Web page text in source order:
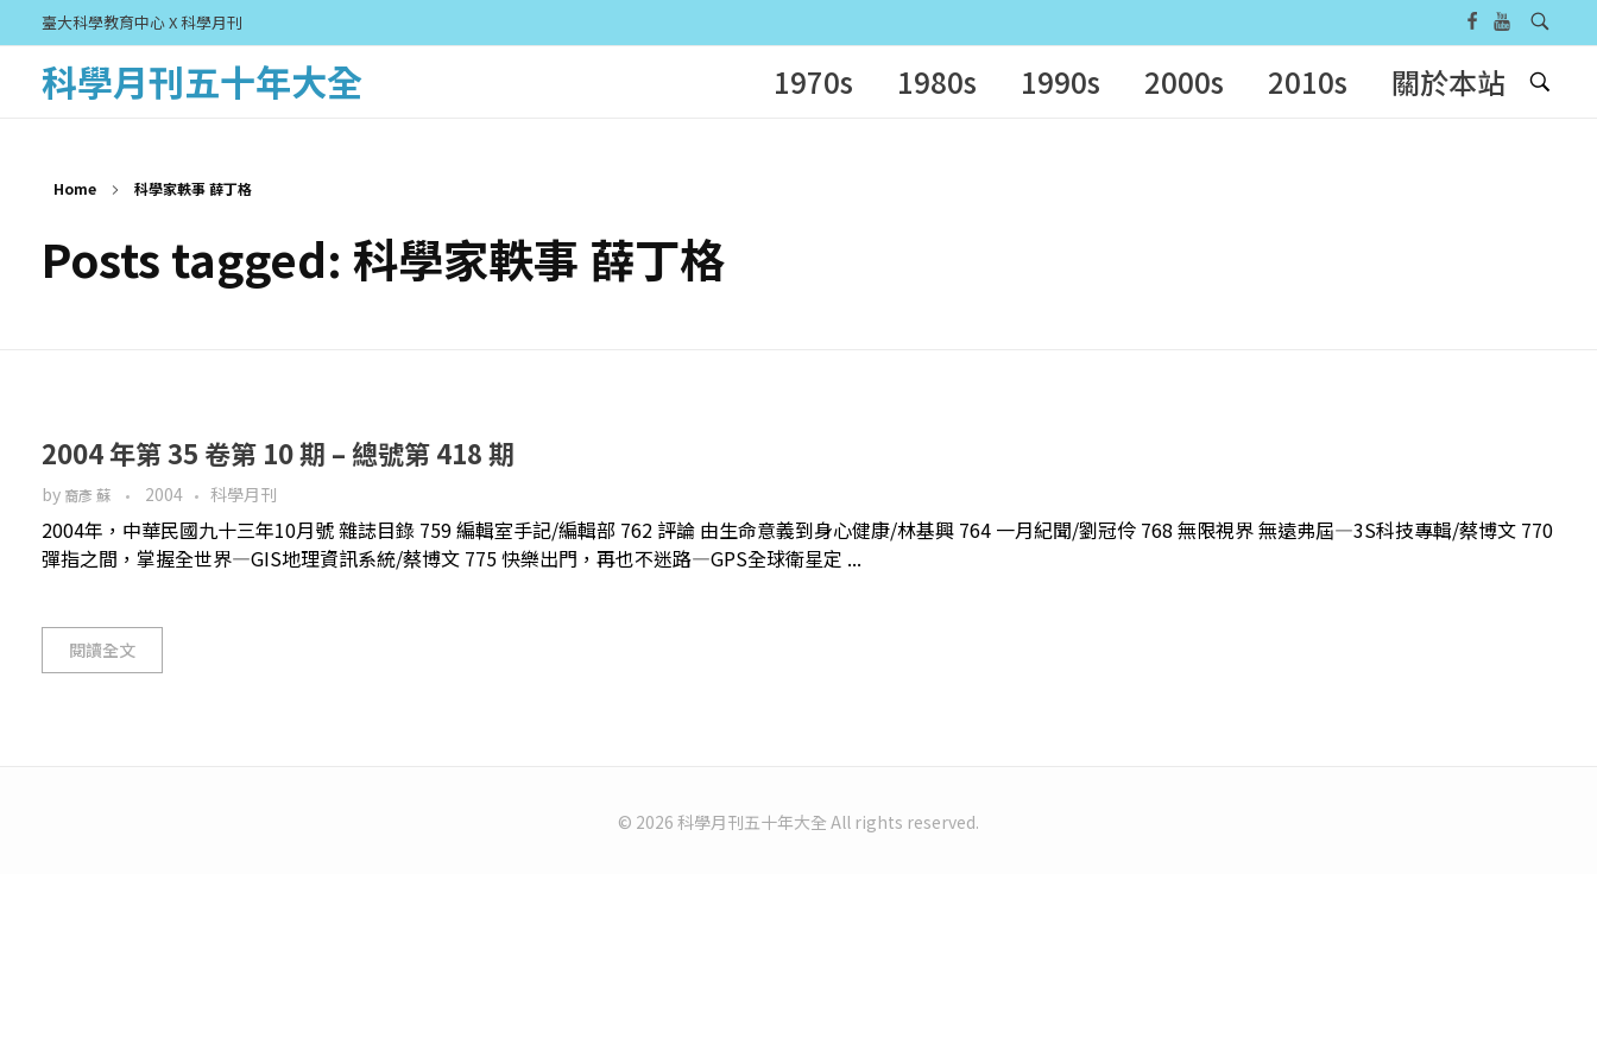
臺大科學教育中心 X 科學月刊
科學月刊五十年大全 1970s 1980s 1990s 2000s 2010s 關於本站
Home 科學家軼事 薛丁格
Posts tagged: 科學家軼事 薛丁格
2004 年第 35 卷第 10 期 – 總號第 418 期
by 裔彥 蘇 2004 科學月刊
2004年，中華民國九十三年10月號 雜誌目錄 759 編輯室手記/編輯部 762 評論 由生命意義到身心健康/林基興 764 一月紀聞/劉冠伶 768 無限視界 無遠弗屆—3S科技專輯/蔡博文 770
彈指之間，掌握全世界—GIS地理資訊系統/蔡博文 775 快樂出門，再也不迷路—GPS全球衛星定 ...
閱讀全文
© 2026 科學月刊五十年大全 All rights reserved.